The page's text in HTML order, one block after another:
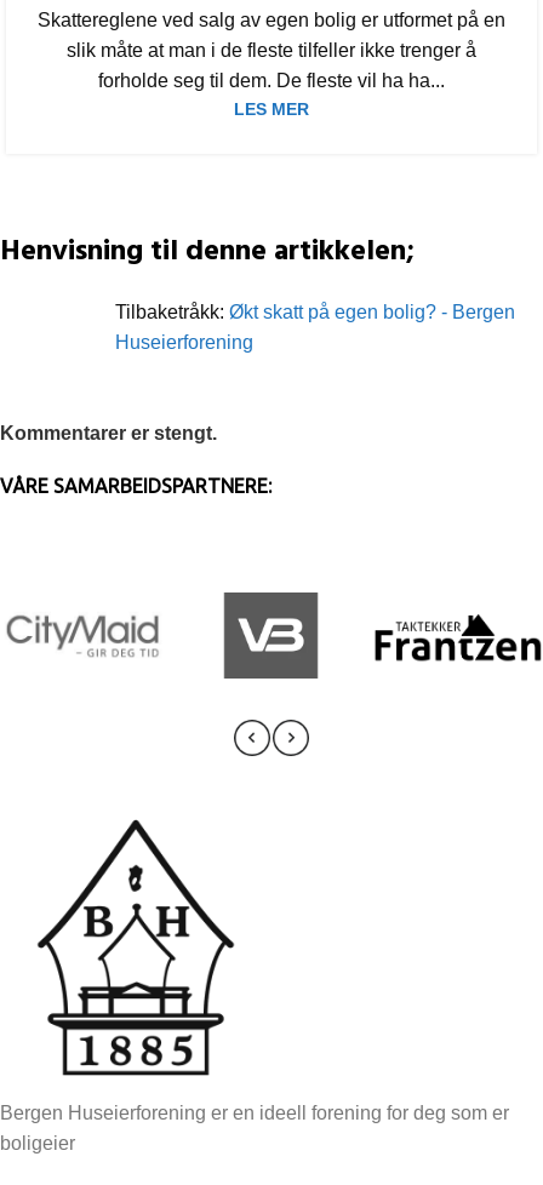
Skattereglene ved salg av egen bolig er utformet på en
slik måte at man i de fleste tilfeller ikke trenger å
forholde seg til dem. De fleste vil ha ha...
LES MER
Henvisning til denne artikkelen;
Tilbaketråkk: Økt skatt på egen bolig? - Bergen
Huseierforening
Kommentarer er stengt.
VÅRE SAMARBEIDSPARTNERE:
Bergen Huseierforening er en ideell forening for deg som er
boligeier